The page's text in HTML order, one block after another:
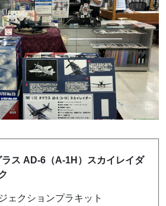
ス AD-6（A-1H）スカイレイダ
ションプラキット